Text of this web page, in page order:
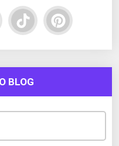
BLOG